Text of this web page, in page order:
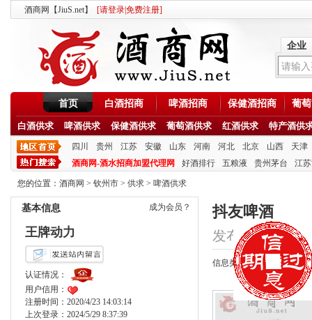
酒商网【JiuS.net】 [请登录免费注册]
企业
首页 白酒招商 啤酒招商 保健酒招商 葡
白酒供求 啤酒供求 保健酒供求 葡萄酒供求 红酒供求 特产酒供
四川 贵州 江苏 安徽 山东 河南 河北 北京 山西
天津
酒商网-酒水招商加盟代理网
好酒排行 五粮液 贵州茅台 江
您的位置： 酒商网 > 钦州市 > 供求 > 啤酒供求
成为会员？
基本信息
王牌动力
认证情况：
用户信用：
注册时间：2020/4/23 14:03:14
上次登录：2024/5/29 8:37:39
抖友啤酒
发布时间：
信息类型：供应